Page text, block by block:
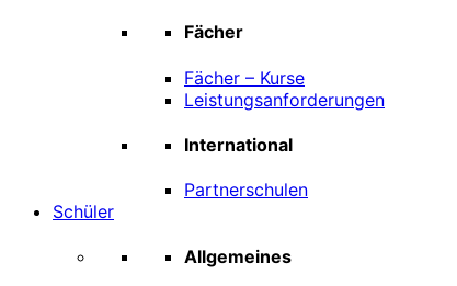
Fächer
Fächer – Kurse
Leistungsanforderungen
International
Partnerschulen
Schüler
Allgemeines